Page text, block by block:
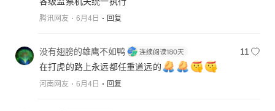
腾讯网友 6月4日 回复
没有翅膀的雄鹰不如鸭
11
在打虎的路上永远都任重道远的
河南网友 6月4日 回复